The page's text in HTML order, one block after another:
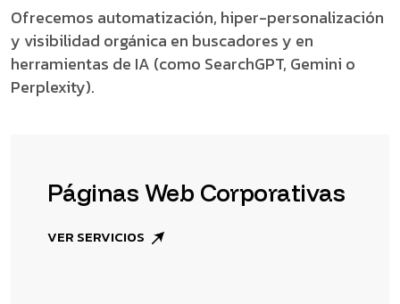
Ofrecemos automatización, hiper-personalización
y visibilidad orgánica en buscadores y en
herramientas de IA (como SearchGPT, Gemini o
Perplexity).
Páginas Web Corporativas
VER SERVICIOS